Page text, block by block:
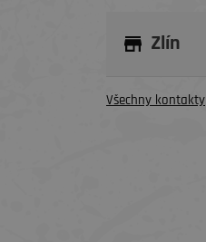
Zlín
Všechny kontakty